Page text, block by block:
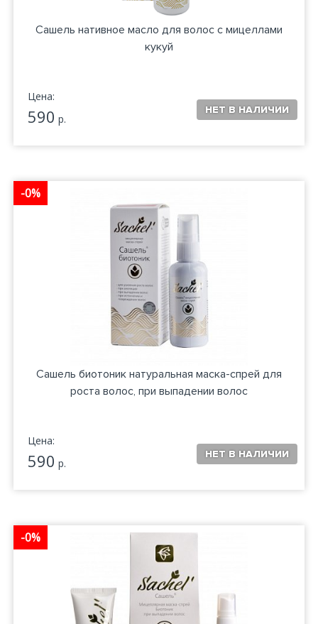
Сашель нативное масло для волос с мицеллами
кукуй
Цена:
590 р.
-0%
Сашель биотоник натуральная маска-спрей для
роста волос, при выпадении волос
Цена:
590 р.
-0%